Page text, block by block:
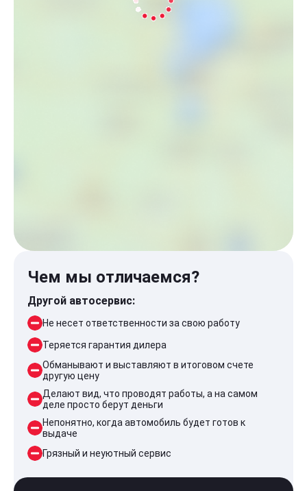
Чем мы отличаемся?
Другой автосервис:
Не несет ответственности за свою работу
Теряется гарантия дилера
Обманывают и выставляют в итоговом счете
другую цену
Делают вид, что проводят работы, а на самом
деле просто берут деньги
Непонятно, когда автомобиль будет готов к
выдаче
Грязный и неуютный сервис